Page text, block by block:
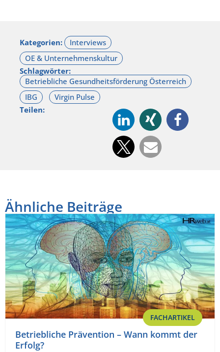
Kategorien:
Schlagwörter:
Teilen:
Ähnliche Beiträge
FACHARTIKEL
Betriebliche Prävention – Wann kommt der
Erfolg?